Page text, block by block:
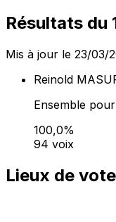
Résultats du
Mis à jour le 23/03/
Reinold
Ensemble
100,0%
94 voix
Lieux de